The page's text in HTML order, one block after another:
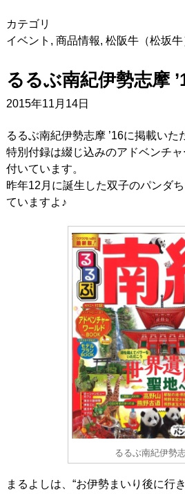
カテゴリ
イベント , 商品情報, 松阪牛（松坂牛
るるぶ南紀伊勢志摩
2015年11月14日
るるぶ南紀伊勢志摩 ’16に掲載いた
特別付録は綴じ込みのアドベンチ
付いています。
昨年12月に誕生した双子のパンダ
ていますよ♪
るるぶ南紀伊勢
まるよしは、“お伊勢まいり後に行